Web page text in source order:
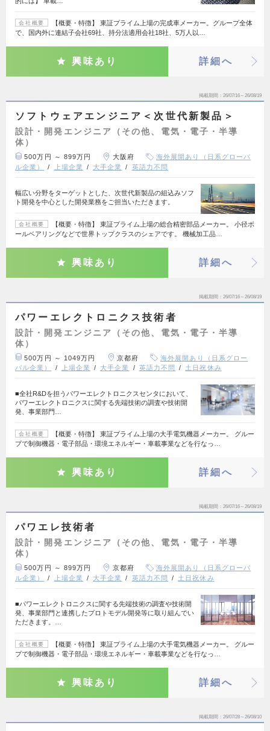
会社概要
【概要・特徴】 東証プライム上場の完成車メーカー。グループ全体
で、国内外に連結子会社69社、持分法適用会社18社、5万人以…
興味あり 詳細へ
掲載期間 26/07/16～26/08/19
ソフトウェアエンジニア＜次世代新製品＞
設計・開発エンジニア（その他、電気・電子・半導
体）
500万円 ～ 899万円 大阪府
海外展開あり（日系グローバ
ル企業）
上場企業 大手企業 英語力不問
幅広い分野をターゲットとした、次世代新製品の組込みソフ
ト開発を中心とした開発業務をご担当いただきます。
会社概要
【概要・特徴】 東証プライム上場の総合精密部品メーカー。 小径ボ
ールベアリングなどで世界トップクラスのシェアです。 機械加工品…
興味あり 詳細へ
掲載期間 26/07/16～26/08/19
パワーエレクトロニクス技術者
設計・開発エンジニア（その他、電気・電子・半導
体）
500万円 ～ 1049万円 京都府
海外展開あり（日系グロー
バル企業）
上場企業 大手企業 英語力不問 土日祝休み
■全社R&Dを担うパワーエレクトロニクスセンタにおいて、
パワーエレクトロニクスに関する先端技術の調査や技術開
発、事業部門…
会社概要
【概要・特徴】 東証プライム上場の大手電気機器メーカー。 グルー
プで制御機器・電子部品・環境エネルギー・車載事業などを行なっ…
興味あり 詳細へ
掲載期間 26/07/16～26/08/19
パワエレ技術者
設計・開発エンジニア（その他、電気・電子・半導
体）
500万円 ～ 899万円 京都府
海外展開あり（日系グローバ
ル企業）
上場企業 大手企業 英語力不問 土日祝休み
■パワーエレクトロニクスに関する先端技術の調査や技術開
発、事業部門と連携したプロトモデル開発等に取り組んでい
ただきます。…
会社概要
【概要・特徴】 東証プライム上場の大手電気機器メーカー。 グルー
プで制御機器・電子部品・環境エネルギー・車載事業などを行なっ…
興味あり 詳細へ
掲載期間 26/07/28～26/08/10